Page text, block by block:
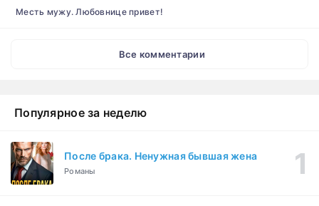
Месть мужу. Любовнице привет!
Все комментарии
Популярное за неделю
После брака. Ненужная бывшая жена
Романы